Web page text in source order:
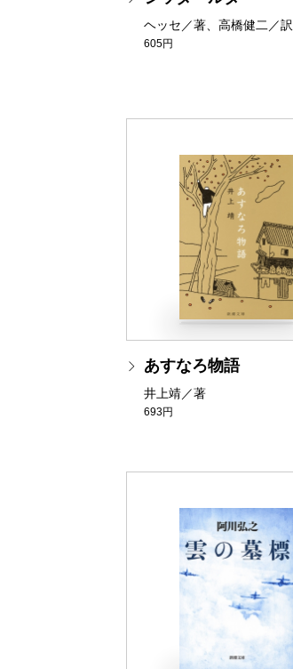
ヘッセ／著、高橋健二／訳
605円
あすなろ物語
井上靖／著
693円